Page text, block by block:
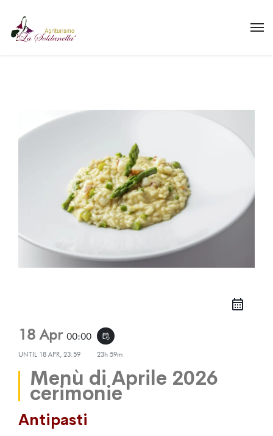
18 Apr 00:00 event_repeat
UNTIL 18 APR, 23:59 23h 59m
Menù di Aprile 2026
cerimonie
Antipasti